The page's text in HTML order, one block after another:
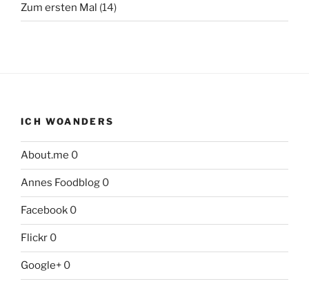
Zum ersten Mal (14)
ICH WOANDERS
About.me 0
Annes Foodblog 0
Facebook 0
Flickr 0
Google+ 0